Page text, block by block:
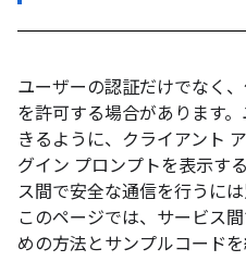
ユーザーの認証だけでなく
を許可する場合があります
きるように、クライアント
グイン プロンプトを表示す
ス間で安全な通信を行うに
このページでは、サービス
めの方法とサンプルコードを